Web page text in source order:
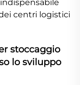
centri logistici
stoccaggio
lo sviluppo